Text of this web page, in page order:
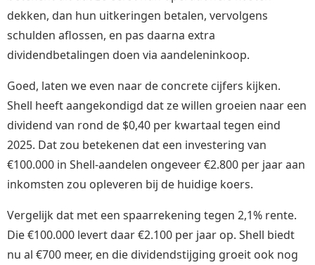
dekken, dan hun uitkeringen betalen, vervolgens
schulden aflossen, en pas daarna extra
dividendbetalingen doen via aandeleninkoop.
Goed, laten we even naar de concrete cijfers kijken.
Shell heeft aangekondigd dat ze willen groeien naar een
dividend van rond de $0,40 per kwartaal tegen eind
2025. Dat zou betekenen dat een investering van
€100.000 in Shell-aandelen ongeveer €2.800 per jaar aan
inkomsten zou opleveren bij de huidige koers.
Vergelijk dat met een spaarrekening tegen 2,1% rente.
Die €100.000 levert daar €2.100 per jaar op. Shell biedt
nu al €700 meer, en die dividendstijging groeit ook nog